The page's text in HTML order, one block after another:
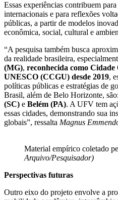
Essas experiências contribuem
internacionais e para reflexões
públicas, a partir de modelos
econômica, social, cultural e
“A pesquisa também busca
da realidade brasileira,
(MG), reconhecida como
UNESCO (CCGU) desde 2019,
políticas públicas e estratégias de
Brasil, além de Belo Horizonte, são:
(SC) e Belém (PA). A UFV tem
essas cidades, demonstrando sua
globais”, ressalta Magnus
Material empírico coletado
Arquivo/Pesquisador)
Perspectivas futuras
Outro eixo do projeto envolve a